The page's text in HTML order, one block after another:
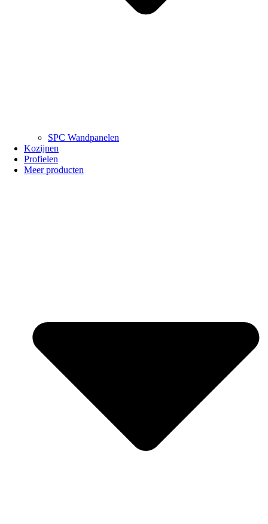
SPC Wandpanelen
Kozijnen
Profielen
Meer producten